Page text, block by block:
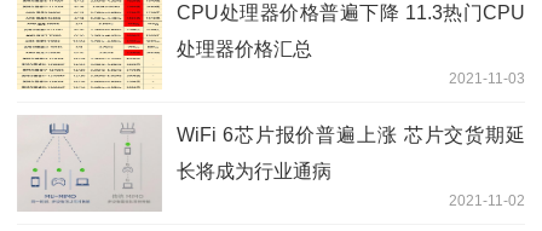
CPU处理器价格普遍下降 11.3热门CPU
处理器价格汇总
2021-11-03
WiFi 6芯片报价普遍上涨 芯片交货期延
长将成为行业通病
2021-11-02